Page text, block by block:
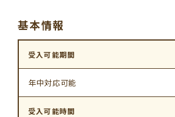
基本情報
受入可能期間
年中対応可能
受入可能時間